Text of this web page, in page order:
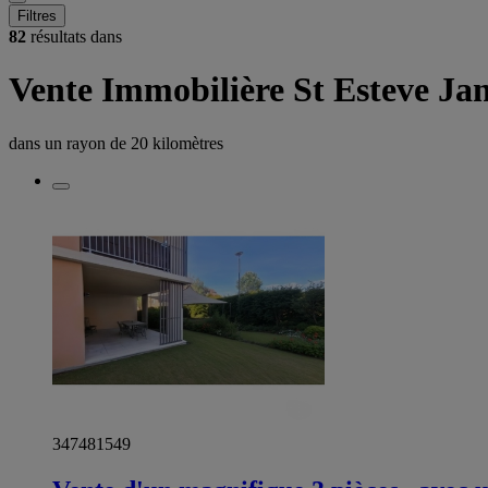
Filtres
82 résultats dans
Vente Immobilière St Esteve
dans un rayon de 20 kilomètres
347481549